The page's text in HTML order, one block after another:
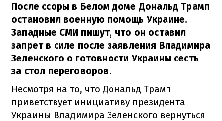
После ссоры в Белом доме Дональд Трамп
остановил военную помощь Украине.
Западные СМИ пишут, что он оставил
запрет в силе после заявления Владимира
Зеленского о готовности Украины сесть
за стол переговоров.
Несмотря на то, что Дональд Трамп
приветствует инициативу президента
Украины Владимира Зеленского вернуться